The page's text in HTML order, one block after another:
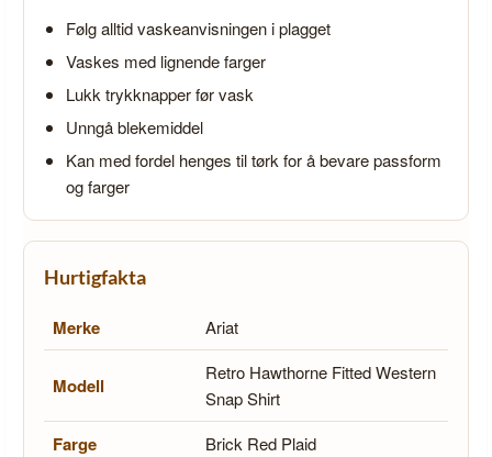
Følg alltid vaskeanvisningen i plagget
Vaskes med lignende farger
Lukk trykknapper før vask
Unngå blekemiddel
Kan med fordel henges til tørk for å bevare passform
og farger
Hurtigfakta
Merke Ariat
Modell
Retro Hawthorne Fitted Western
Snap Shirt
Farge Brick Red Plaid